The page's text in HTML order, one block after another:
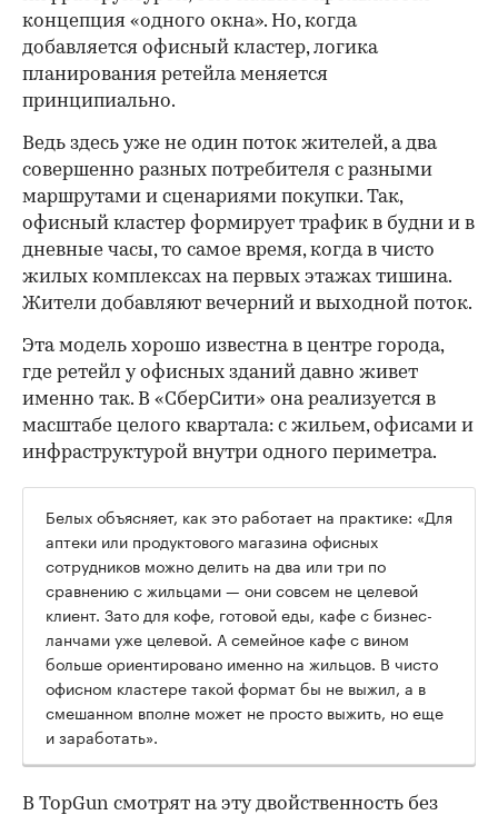
концепция «одного окна». Но, когда
добавляется офисный кластер, логика
планирования ретейла меняется
принципиально.
Ведь здесь уже не один поток жителей, а два
совершенно разных потребителя с разными
маршрутами и сценариями покупки. Так,
офисный кластер формирует трафик в будни и в
дневные часы, то самое время, когда в чисто
жилых комплексах на первых этажах тишина.
Жители добавляют вечерний и выходной поток.
Эта модель хорошо известна в центре города,
где ретейл у офисных зданий давно живет
именно так. В «СберСити» она реализуется в
масштабе целого квартала: с жильем, офисами и
инфраструктурой внутри одного периметра.
Белых объясняет, как это работает на практике: «Для
аптеки или продуктового магазина офисных
сотрудников можно делить на два или три по
сравнению с жильцами — они совсем не целевой
клиент. Зато для кофе, готовой еды, кафе с бизнес-
ланчами уже целевой. А семейное кафе с вином
больше ориентировано именно на жильцов. В чисто
офисном кластере такой формат бы не выжил, а в
смешанном вполне может не просто выжить, но еще
и заработать».
В TopGun смотрят на эту двойственность без